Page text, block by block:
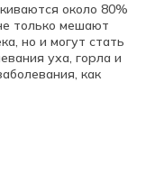
около 80%
только мешают
но и могут стать
уха, горла и
как